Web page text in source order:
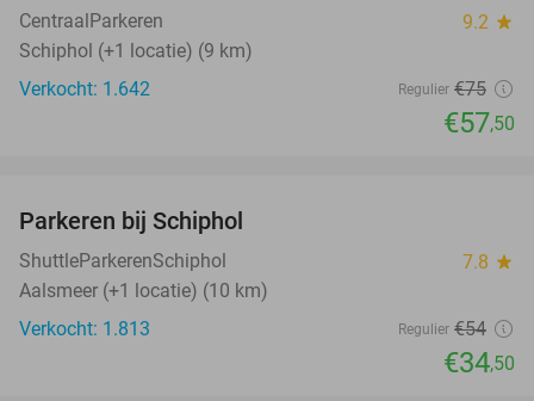
CentraalParkeren 9.2 star
Schiphol (+1 locatie) (9 km)
Verkocht: 1.642
Regulier €75
€57,50
Parkeren bij Schiphol
ShuttleParkerenSchiphol 7.8 star
Aalsmeer (+1 locatie) (10 km)
Verkocht: 1.813
Regulier €54
€34,50